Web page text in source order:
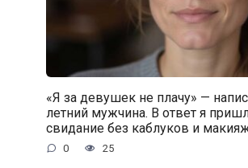
«Я за девушек не плачу» —
летний мужчина. В ответ я
свидание без каблуков и
0 25